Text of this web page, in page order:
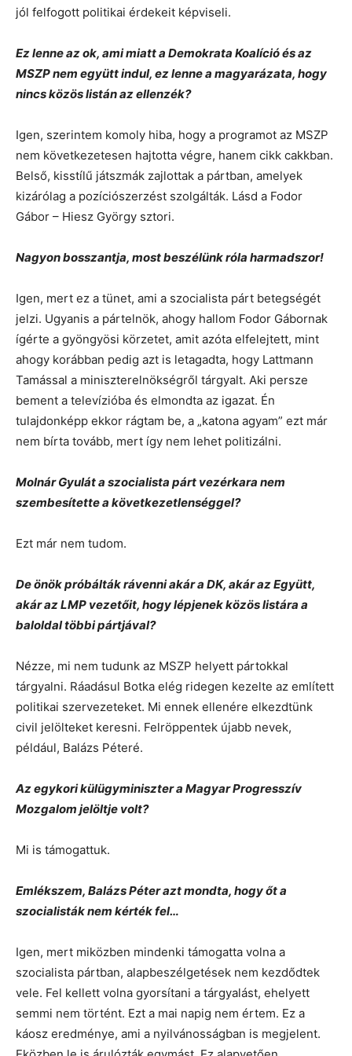
jól felfogott politikai érdekeit képviseli.
Ez lenne az ok, ami miatt a Demokrata Koalíció és az
MSZP nem együtt indul, ez lenne a magyarázata, hogy
nincs közös listán az ellenzék?
Igen, szerintem komoly hiba, hogy a programot az MSZP
nem következetesen hajtotta végre, hanem cikk cakkban.
Belső, kisstílű játszmák zajlottak a pártban, amelyek
kizárólag a pozíciószerzést szolgálták. Lásd a Fodor
Gábor – Hiesz György sztori.
Nagyon bosszantja, most beszélünk róla harmadszor!
Igen, mert ez a tünet, ami a szocialista párt betegségét
jelzi. Ugyanis a pártelnök, ahogy hallom Fodor Gábornak
ígérte a gyöngyösi körzetet, amit azóta elfelejtett, mint
ahogy korábban pedig azt is letagadta, hogy Lattmann
Tamással a miniszterelnökségről tárgyalt. Aki persze
bement a televízióba és elmondta az igazat. Én
tulajdonképp ekkor rágtam be, a „katona agyam” ezt már
nem bírta tovább, mert így nem lehet politizálni.
Molnár Gyulát a szocialista párt vezérkara nem
szembesítette a következetlenséggel?
Ezt már nem tudom.
De önök próbálták rávenni akár a DK, akár az Együtt,
akár az LMP vezetőit, hogy lépjenek közös listára a
baloldal többi pártjával?
Nézze, mi nem tudunk az MSZP helyett pártokkal
tárgyalni. Ráadásul Botka elég ridegen kezelte az említett
politikai szervezeteket. Mi ennek ellenére elkezdtünk
civil jelölteket keresni. Felröppentek újabb nevek,
például, Balázs Péteré.
Az egykori külügyminiszter a Magyar Progresszív
Mozgalom jelöltje volt?
Mi is támogattuk.
Emlékszem, Balázs Péter azt mondta, hogy őt a
szocialisták nem kérték fel…
Igen, mert miközben mindenki támogatta volna a
szocialista pártban, alapbeszélgetések nem kezdődtek
vele. Fel kellett volna gyorsítani a tárgyalást, ehelyett
semmi nem történt. Ezt a mai napig nem értem. Ez a
káosz eredménye, ami a nyilvánosságban is megjelent.